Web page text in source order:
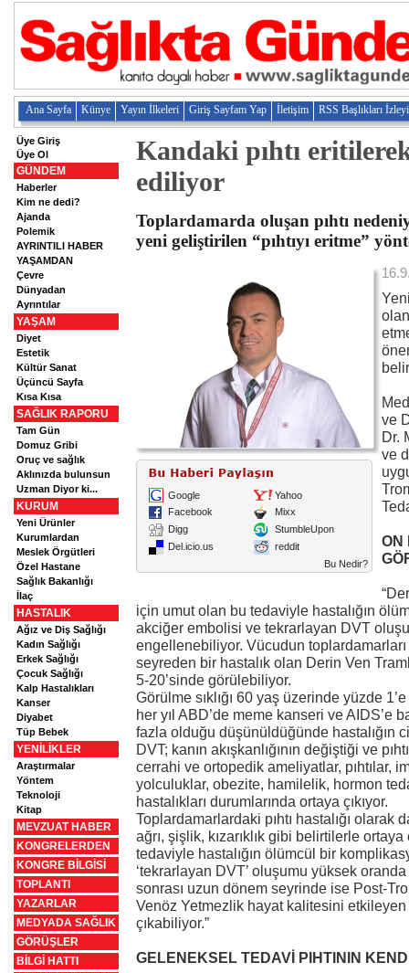
Ana Sayfa Künye Yayın İlkeleri Giriş Sayfam Yap İletişim RSS Başlıkları
Üye Giriş
Üye Ol
GÜNDEM
Haberler
Kim ne dedi?
Ajanda
Polemik
AYRINTILI HABER
YAŞAMDAN
Çevre
Dünyadan
Ayrıntılar
YAŞAM
Diyet
Estetik
Kültür Sanat
Üçüncü Sayfa
Kısa Kısa
SAĞLIK RAPORU
Tam Gün
Domuz Gribi
Oruç ve sağlık
Aklınızda bulunsun
Uzman Diyor ki...
KURUM
Yeni Ürünler
Kurumlardan
Meslek Örgütleri
Özel Hastane
Sağlık Bakanlığı
İlaç
HASTALIK
Ağız ve Diş Sağlığı
Kadın Sağlığı
Erkek Sağlığı
Çocuk Sağlığı
Kalp Hastalıkları
Kanser
Diyabet
Tüp Bebek
YENİLİKLER
Araştırmalar
Yöntem
Teknoloji
Kitap
MEVZUAT HABER
KONGRELERDEN
KONGRE BİLGİSİ
TOPLANTI
YAZARLAR
MEDYADA SAĞLIK
GÖRÜŞLER
BİLGİ HATTI
Kandaki pıhtı
ediliyor
Toplardamarda oluşan pıhtı
yeni geliştirilen “pıhtıyı eritme”
Google
Yahoo
Facebook
Mixx
Digg
StumbleUpon
Del.icio.us
reddit
Bu Nedir?
ve
Dr.
ve
ON
için umut olan bu tedaviyle hastalığın
akciğer embolisi ve tekrarlayan DVT
engellenebiliyor. Vücudun
seyreden bir hastalık olan Derin Ven
5-20’sinde görülebiliyor.
Görülme sıklığı 60 yaş üzerinde yüzde
her yıl ABD’de meme kanseri ve AIDS’e
fazla olduğu düşünüldüğünde hastalığın
DVT; kanın akışkanlığının değiştiği ve
cerrahi ve ortopedik ameliyatlar, pıhtılar,
yolculuklar, obezite, hamilelik, hormon
hastalıkları durumlarında ortaya çıkıyor.
Toplardamarlardaki pıhtı hastalığı
ağrı, şişlik, kızarıklık gibi belirtilerle ortaya
tedaviyle hastalığın ölümcül bir
‘tekrarlayan DVT’ oluşumu yüksek
sonrası uzun dönem seyrinde ise Post-
Venöz Yetmezlik hayat kalitesini
çıkabiliyor.”
GELENEKSEL TEDAVİ PIHTININ